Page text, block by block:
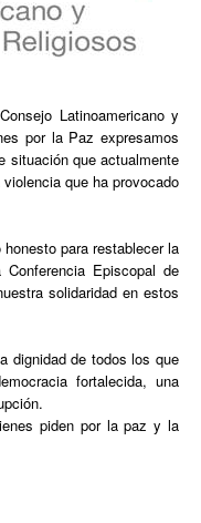
Latinoamericano y
por la Paz expresamos
situación que actualmente
que ha provocado
para restablecer la
Episcopal de
solidaridad en estos
dignidad de todos los que
fortalecida, una
piden por la paz y la